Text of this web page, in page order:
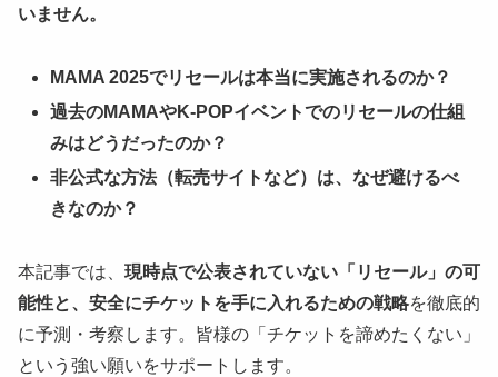
いません。
MAMA 2025でリセールは本当に実施されるのか？
過去のMAMAやK-POPイベントでのリセールの仕組
みはどうだったのか？
非公式な方法（転売サイトなど）は、なぜ避けるべ
きなのか？
本記事では、 現時点で公表されていない「リセール」の可
能性と、安全にチケットを手に入れるための戦略を徹底的
に予測・考察します。皆様の「チケットを諦めたくない」
という強い願いをサポートします。